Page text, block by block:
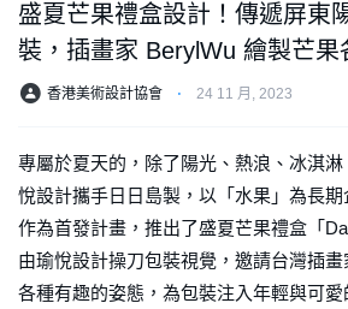
盛夏芒果禮盒設計！傳遞屏東
裝，插畫家 BerylWu 繪製芒果
香港美術設計協會 ⋅ 24 11 月, 2023
專屬於夏天的，除了陽光、熱浪、冰淇
悅設計攜手日日島製，以「水果」為長
作為首發計畫，推出了盛夏芒果禮盒「
由瑜悅設計操刀包裝視覺，邀請台灣插
各種有趣的姿態，為包裝注入年輕與可